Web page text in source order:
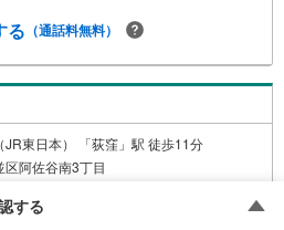
配が必要な場合がございますのでご容
すのでお手数ですがご一報ください。
社へのご来社、お客様宅へのお迎
合わせ、物件周辺のコンビニ等でお待
望をお伝えください。ご希望条件をお
見学希望物件以外の資料も用意して
の物件も併せてご案内させていただ
る （通話料無料）
JR東日本） 「荻窪」駅 徒歩11分
区阿佐谷南3丁目
13階
する